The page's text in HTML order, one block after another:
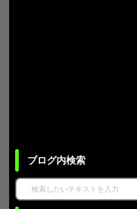
ブログ内検索